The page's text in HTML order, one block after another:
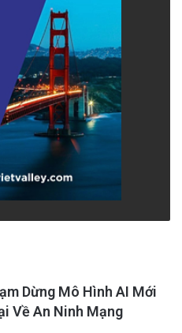
cười từ đám đông.
hoảng sức khỏe
năng gây tử vong”,
tôi đang chứng kiến
tin rằng chúng tôi
ra trong bối cảnh dịch
quốc liên quan
hơn 2.000 người
40 trường hợp
Hạt.
Dừng Mô Hình AI Mới
Về An Ninh Mạng